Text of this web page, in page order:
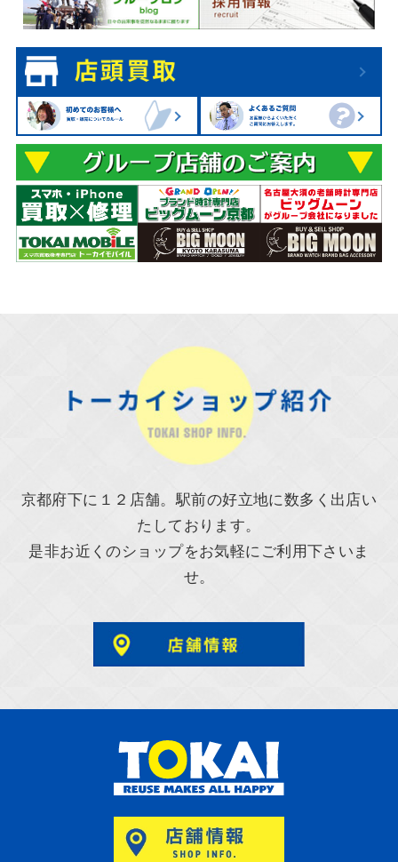
京都府下に１２店舗。駅前の好立地に数多く出店い
たしております。
是非お近くのショップをお気軽にご利用下さいま
せ。